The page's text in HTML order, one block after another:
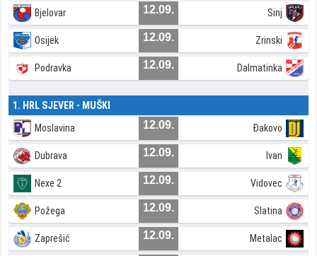
Bjelovar 12.09. Sinj
Osijek 12.09. Zrinski
Podravka 12.09. Dalmatinka
1. HRL SJEVER - MUŠKI
Moslavina 12.09. Đakovo
Dubrava 12.09. Ivan
Nexe 2 12.09. Vidovec
Požega 12.09. Slatina
Zaprešić 12.09. Metalac